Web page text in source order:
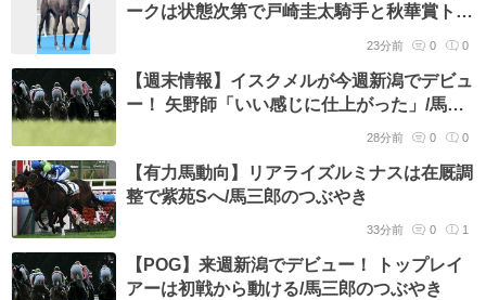
ークは状態次第で戸崎圭太騎手と秋華賞トラ
23分前 0 0
【週末情報】イスクメルが今週新潟でデビュ
ー！ 矢野師「いい感じに仕上がった」/馬三
28分前 0 0
【有力馬動向】リアライズルミナスは在厩調
整で紫苑Sへ/馬三郎のつぶやき
33分前 0 1
【POG】来週新潟でデビュー！ トップレイ
アーは初戦から動ける/馬三郎のつぶやき